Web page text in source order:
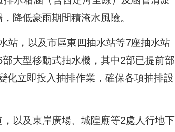
降低豪雨期間積淹水風險。
站，以及市區東四抽水站等7座抽水站
大型移動式抽水機，其中2部已提前部
化立即投入抽排作業，確保各項抽排設
以及東岸廣場、城隍廟等2處人行地下